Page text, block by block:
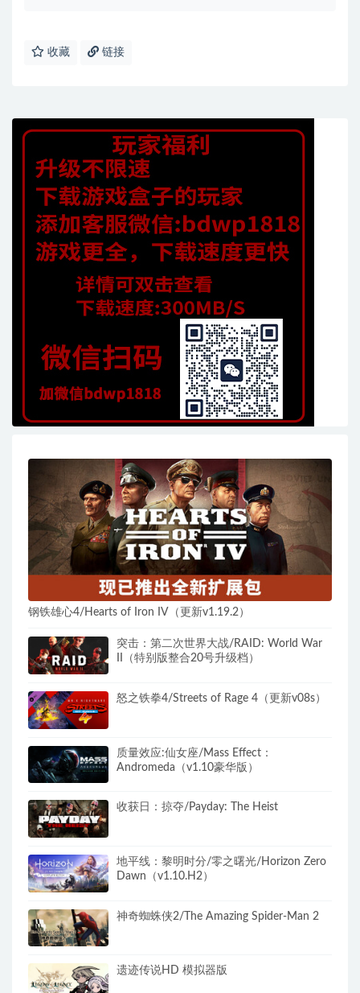
收藏 链接
钢铁雄心4/Hearts of Iron IV（更新v1.19.2）
突击：第二次世界大战/RAID: World War
II（特别版整合20号升级档）
怒之铁拳4/Streets of Rage 4（更新v08s）
质量效应:仙女座/Mass Effect：
Andromeda（v1.10豪华版）
收获日：掠夺/Payday: The Heist
地平线：黎明时分/零之曙光/Horizon Zero
Dawn（v1.10.H2）
神奇蜘蛛侠2/The Amazing Spider-Man 2
遗迹传说HD 模拟器版